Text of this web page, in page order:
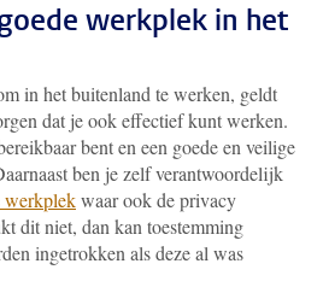
werkplek in het
in het buitenland te werken, geldt
dat je ook effectief kunt werken.
bent en een goede en veilige
ben je zelf verantwoordelijk
werkplekwaar ook de privacy
dit niet, dan kan toestemming
ingetrokken als deze al was